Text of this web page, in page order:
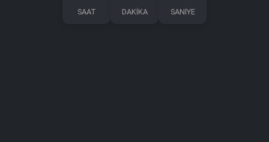
SAAT DAKİKA SANİYE